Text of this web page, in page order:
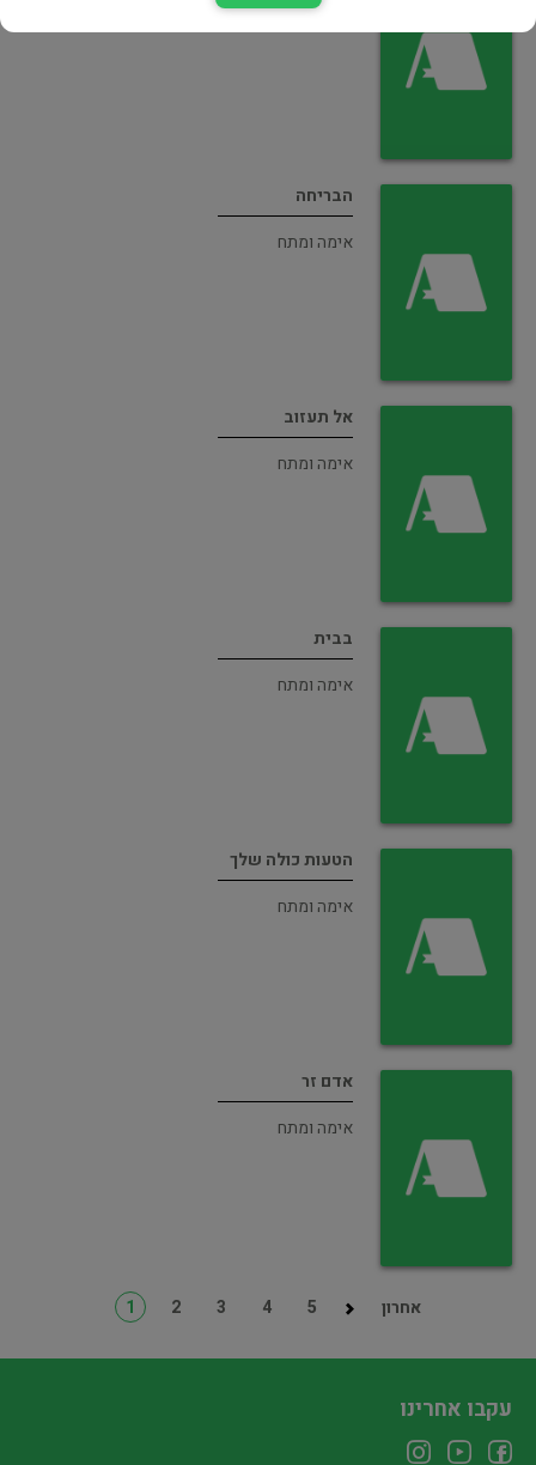
הבריחה
אימה ומתח
אל תעזוב
אימה ומתח
בבית
אימה ומתח
הטעות כולה שלך
אימה ומתח
אדם זר
אימה ומתח
1 2 3 4 5 אחרון
עקבו אחרינו